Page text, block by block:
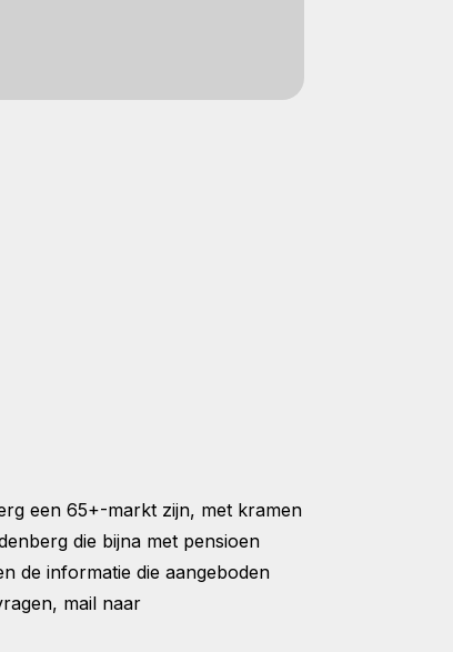
een 65+-markt zijn, met kramen
die bijna met pensioen
de informatie die aangeboden
mail naar